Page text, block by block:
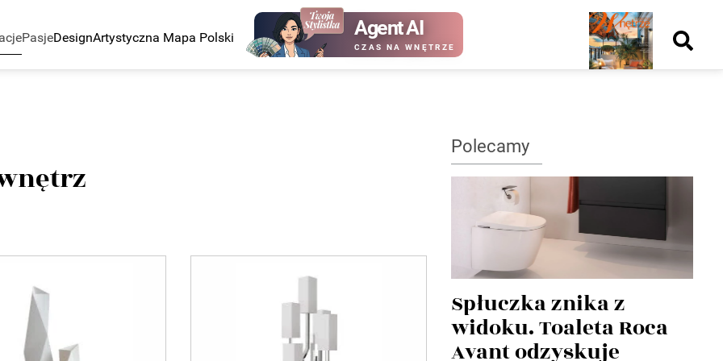
PasjeDesignArtystyczna Mapa Polski Agent AI
CZAS NA WNĘTRZE
Nowy
numer
numer
Wydanie papieroweWydanie cyfrowe
Polecamy
Spłuczka znika z
widoku. Toaleta Roca
Avant odzyskuje